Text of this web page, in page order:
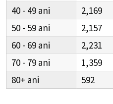
40 - 49
2,169
50 - 59
2,157
60 - 69
2,231
70 - 79
1,359
80+
592